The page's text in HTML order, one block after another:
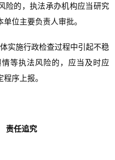
险的，执法承办机构应当研究
位主要负责人审批。
实施行政检查过程中引起不稳
等执法风险的，应当及时应
序上报。
责任追究